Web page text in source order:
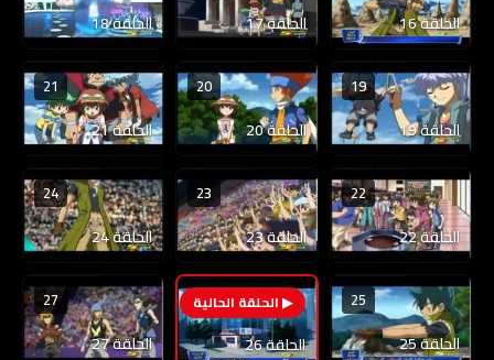
الحلقة 16 الحلقة 17 الحلقة 18
19
الحلقة 19
20
الحلقة 20
21
الحلقة 21
22
الحلقة 22
23
الحلقة 23
24
الحلقة 24
25
الحلقة 25
26
الحلقة 26
27
الحلقة 27